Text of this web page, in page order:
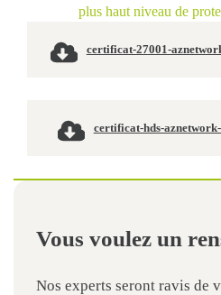
plus haut niveau de
certificat-27001-
certificat-hds-
Vous voulez un
Nos experts seront ravis de